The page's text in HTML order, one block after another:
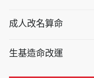
成人改名算命
生基造命改運